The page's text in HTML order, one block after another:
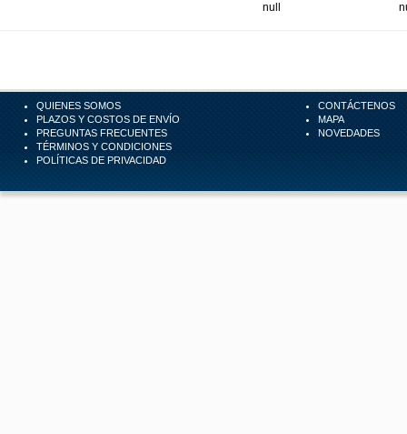
null
QUIENES SOMOS
PLAZOS Y COSTOS DE ENVÍO
PREGUNTAS FRECUENTES
TÉRMINOS Y CONDICIONES
POLÍTICAS DE PRIVACIDAD
CONTÁCTENOS
MAPA
NOVEDADES